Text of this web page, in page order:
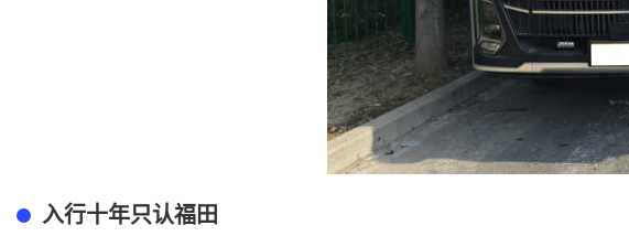
入行十年只认福田